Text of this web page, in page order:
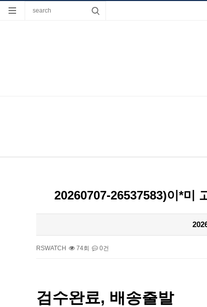
20260707-26537583)이*미
RSWATCH 74회 0건
본문
검수완료, 배송출발